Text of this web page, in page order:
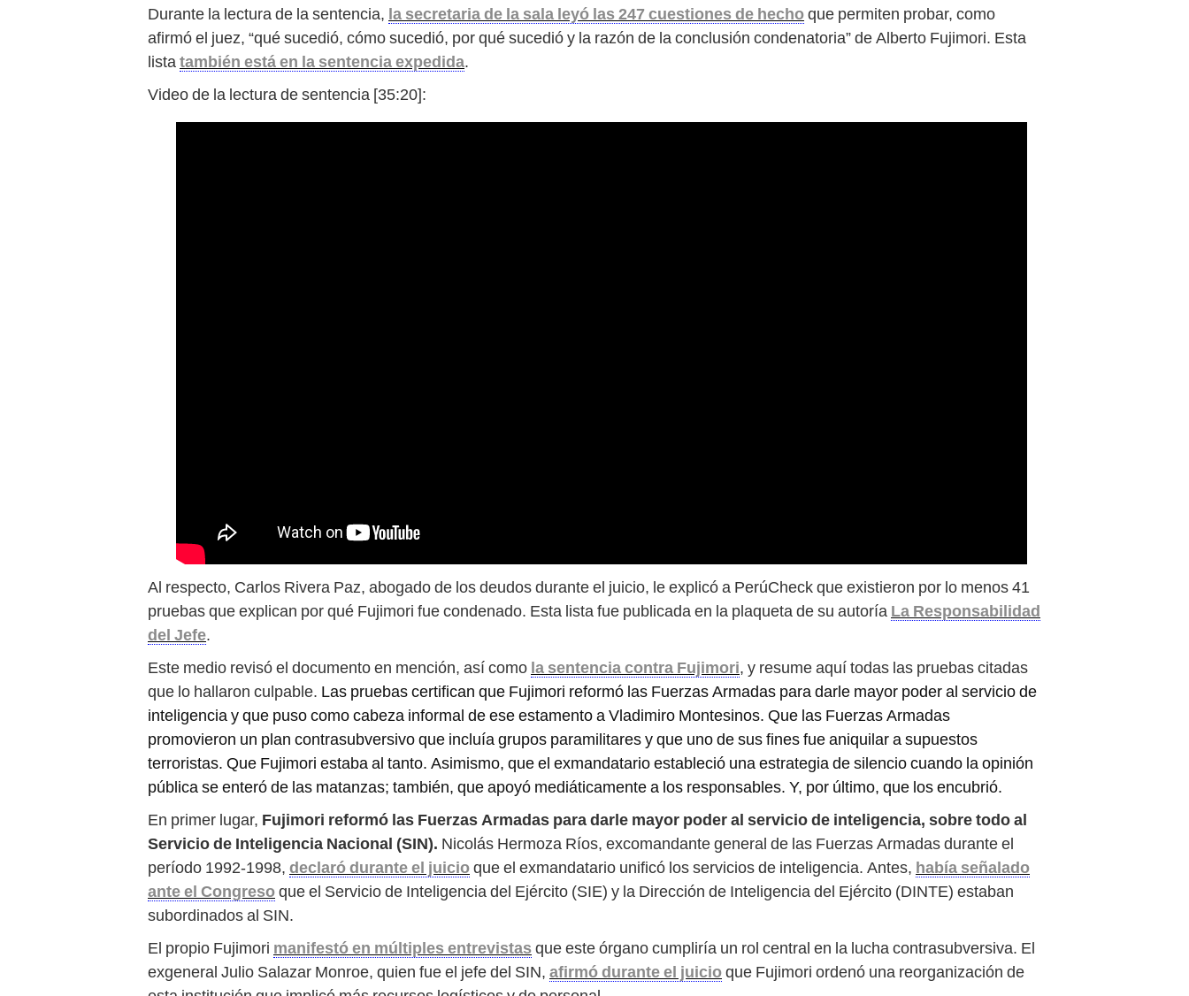
Durante la lectura de la sentencia, la secretaria de la sala leyó las 247 cuestiones de hechoque permiten probar, como
afirmó el juez, “qué sucedió, cómo sucedió, por qué sucedió y la razón de la conclusión condenatoria” de Alberto Fujimori. Esta
lista también está en la sentencia expedida.
Video de la lectura de sentencia [35:20]:
Al respecto, Carlos Rivera Paz, abogado de los deudos durante el juicio, le explicó a PerúCheck que existieron por lo menos 41
pruebas que explican por qué Fujimori fue condenado. Esta lista fue publicada en la plaqueta de su autoría La Responsabilidad
del Jefe.
Este medio revisó el documento en mención, así como la sentencia contra Fujimori, y resume aquí todas las pruebas citadas
que lo hallaron culpable. Las pruebas certifican que Fujimori reformó las Fuerzas Armadas para darle mayor poder al servicio de
inteligencia y que puso como cabeza informal de ese estamento a Vladimiro Montesinos. Que las Fuerzas Armadas
promovieron un plan contrasubversivo que incluía grupos paramilitares y que uno de sus fines fue aniquilar a supuestos
terroristas. Que Fujimori estaba al tanto. Asimismo, que el exmandatario estableció una estrategia de silencio cuando la opinión
pública se enteró de las matanzas; también, que apoyó mediáticamente a los responsables. Y, por último, que los encubrió.
En primer lugar, Fujimori reformó las Fuerzas Armadas para darle mayor poder al servicio de inteligencia, sobre todo al
Servicio de Inteligencia Nacional (SIN). Nicolás Hermoza Ríos, excomandante general de las Fuerzas Armadas durante el
período 1992-1998, declaró durante el juicioque el exmandatario unificó los servicios de inteligencia. Antes, había señalado
ante el Congresoque el Servicio de Inteligencia del Ejército (SIE) y la Dirección de Inteligencia del Ejército (DINTE) estaban
subordinados al SIN.
El propio Fujimori manifestó en múltiples entrevistas que este órgano cumpliría un rol central en la lucha contrasubversiva. El
exgeneral Julio Salazar Monroe, quien fue el jefe del SIN, afirmó durante el juicioque Fujimori ordenó una reorganización de